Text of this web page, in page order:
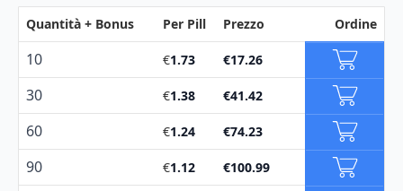
Quantità + Bonus Per Pill Prezzo Ordine
10 €1.73 €17.26
30 €1.38 €41.42
60 €1.24 €74.23
90 €1.12 €100.99